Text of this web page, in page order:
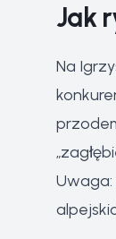
Jak
Na
Uwaga: